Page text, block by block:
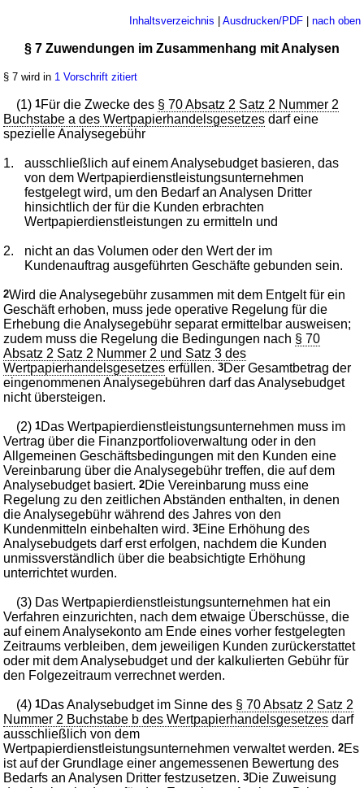
Inhaltsverzeichnis | Ausdrucken/PDF| nach oben
§ 7 Zuwendungen im Zusammenhang mit Analysen
§ 7 wird in 1 Vorschrift zitiert
(1)1Für die Zwecke des § 70 Absatz 2 Satz 2 Nummer 2
Buchstabe a des Wertpapierhandelsgesetzes darf eine
spezielle Analysegebühr
1.
ausschließlich auf einem Analysebudget basieren, das
von dem Wertpapierdienstleistungsunternehmen
festgelegt wird, um den Bedarf an Analysen Dritter
hinsichtlich der für die Kunden erbrachten
Wertpapierdienstleistungen zu ermitteln und
2.
nicht an das Volumen oder den Wert der im
Kundenauftrag ausgeführten Geschäfte gebunden sein.
2Wird die Analysegebühr zusammen mit dem Entgelt für ein
Geschäft erhoben, muss jede operative Regelung für die
Erhebung die Analysegebühr separat ermittelbar ausweisen;
zudem muss die Regelung die Bedingungen nach § 70
Absatz 2 Satz 2 Nummer 2 und Satz 3 des
Wertpapierhandelsgesetzes erfüllen.3Der Gesamtbetrag der
eingenommenen Analysegebühren darf das Analysebudget
nicht übersteigen.
(2)1Das Wertpapierdienstleistungsunternehmen muss im
Vertrag über die Finanzportfolioverwaltung oder in den
Allgemeinen Geschäftsbedingungen mit den Kunden eine
Vereinbarung über die Analysegebühr treffen, die auf dem
Analysebudget basiert.2Die Vereinbarung muss eine
Regelung zu den zeitlichen Abständen enthalten, in denen
die Analysegebühr während des Jahres von den
Kundenmitteln einbehalten wird.3Eine Erhöhung des
Analysebudgets darf erst erfolgen, nachdem die Kunden
unmissverständlich über die beabsichtigte Erhöhung
unterrichtet wurden.
(3) Das Wertpapierdienstleistungsunternehmen hat ein
Verfahren einzurichten, nach dem etwaige Überschüsse, die
auf einem Analysekonto am Ende eines vorher festgelegten
Zeitraums verbleiben, dem jeweiligen Kunden zurückerstattet
oder mit dem Analysebudget und der kalkulierten Gebühr für
den Folgezeitraum verrechnet werden.
(4)1Das Analysebudget im Sinne des § 70 Absatz 2 Satz 2
Nummer 2 Buchstabe b des Wertpapierhandelsgesetzes darf
ausschließlich von dem
Wertpapierdienstleistungsunternehmen verwaltet werden.2Es
ist auf der Grundlage einer angemessenen Bewertung des
Bedarfs an Analysen Dritter festzusetzen.3Die Zuweisung